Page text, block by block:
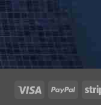
Visa PayPal